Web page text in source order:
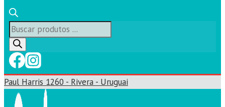
Búsqueda
de
productos
Paul Harris 1260 - Rivera - Uruguai